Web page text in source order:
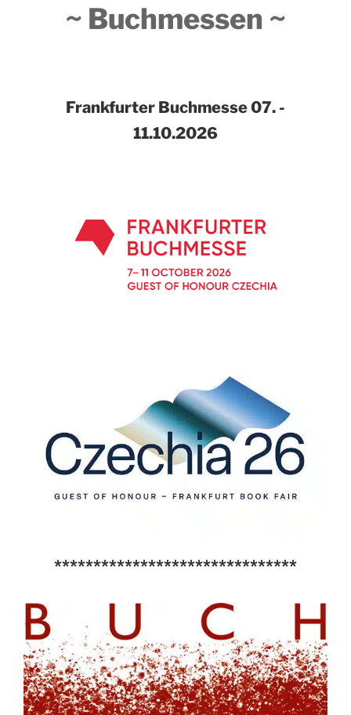
~ Buchmessen ~
Frankfurter Buchmesse07. -
11.10.2026
*******************************